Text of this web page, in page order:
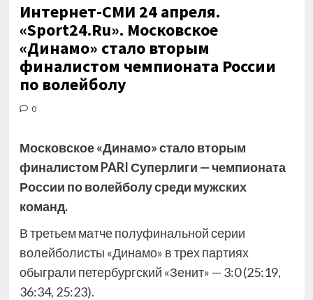
Интернет-СМИ 24 апреля.
«Sport24.Ru». Московское
«Динамо» стало вторым
финалистом чемпионата России
по волейболу
0
Московское «Динамо» стало вторым
финалистом PARI Суперлиги — чемпионата
России по волейболу среди мужских
команд.
В третьем матче полуфинальной серии
волейболисты «Динамо» в трех партиях
обыграли петербургский «Зенит» — 3:0 (25:19,
36:34, 25:23).